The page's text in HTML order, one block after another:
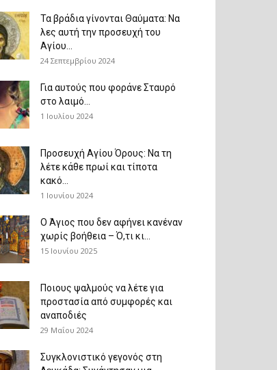
Τα βράδια γίνονται Θαύματα: Να
λες αυτή την προσευχή του
Αγίου...
24 Σεπτεμβρίου 2024
Για αυτούς που φοράνε Σταυρό
στο λαιμό…
1 Ιουλίου 2024
Προσευχή Αγίου Όρους: Να τη
λέτε κάθε πρωί και τίποτα
κακό...
1 Ιουνίου 2024
Ο Άγιος που δεν αφήνει κανέναν
χωρίς βοήθεια – Ό,τι κι...
15 Ιουνίου 2025
Ποιους ψαλμούς να λέτε για
προστασία από συμφορές και
αναποδιές
29 Μαΐου 2024
Συγκλονιστικό γεγονός στη